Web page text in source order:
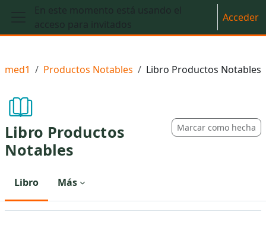
Salta al contenido principal
Panel lateral
En este momento está usando el
acceso para invitados
Acceder
med1 Productos Notables Libro Productos Notables
Libro Productos
Notables
Marcar como hecha
Libro Más